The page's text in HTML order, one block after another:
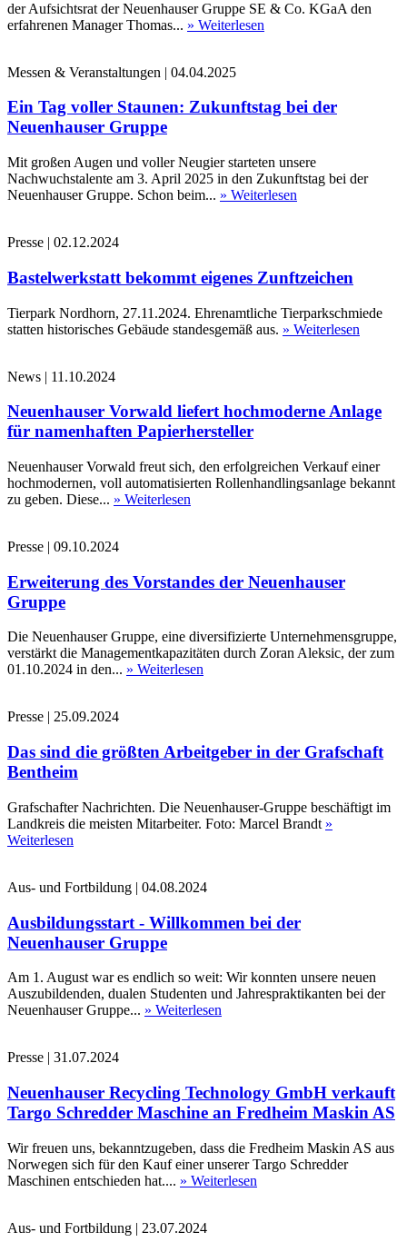
der Aufsichtsrat der Neuenhauser Gruppe SE & Co. KGaA den
erfahrenen Manager Thomas... » Weiterlesen
Messen & Veranstaltungen | 04.04.2025
Ein Tag voller Staunen: Zukunftstag bei der
Neuenhauser Gruppe
Mit großen Augen und voller Neugier starteten unsere
Nachwuchstalente am 3. April 2025 in den Zukunftstag bei der
Neuenhauser Gruppe. Schon beim... » Weiterlesen
Presse | 02.12.2024
Bastelwerkstatt bekommt eigenes Zunftzeichen
Tierpark Nordhorn, 27.11.2024. Ehrenamtliche Tierparkschmiede
statten historisches Gebäude standesgemäß aus. » Weiterlesen
News | 11.10.2024
Neuenhauser Vorwald liefert hochmoderne Anlage
für namenhaften Papierhersteller
Neuenhauser Vorwald freut sich, den erfolgreichen Verkauf einer
hochmodernen, voll automatisierten Rollenhandlingsanlage bekannt
zu geben. Diese... » Weiterlesen
Presse | 09.10.2024
Erweiterung des Vorstandes der Neuenhauser
Gruppe
Die Neuenhauser Gruppe, eine diversifizierte Unternehmensgruppe,
verstärkt die Managementkapazitäten durch Zoran Aleksic, der zum
01.10.2024 in den... » Weiterlesen
Presse | 25.09.2024
Das sind die größten Arbeitgeber in der Grafschaft
Bentheim
Grafschafter Nachrichten. Die Neuenhauser-Gruppe beschäftigt im
Landkreis die meisten Mitarbeiter. Foto: Marcel Brandt »
Weiterlesen
Aus- und Fortbildung | 04.08.2024
Ausbildungsstart - Willkommen bei der
Neuenhauser Gruppe
Am 1. August war es endlich so weit: Wir konnten unsere neuen
Auszubildenden, dualen Studenten und Jahrespraktikanten bei der
Neuenhauser Gruppe... » Weiterlesen
Presse | 31.07.2024
Neuenhauser Recycling Technology GmbH verkauft
Targo Schredder Maschine an Fredheim Maskin AS
Wir freuen uns, bekanntzugeben, dass die Fredheim Maskin AS aus
Norwegen sich für den Kauf einer unserer Targo Schredder
Maschinen entschieden hat.... » Weiterlesen
Aus- und Fortbildung | 23.07.2024